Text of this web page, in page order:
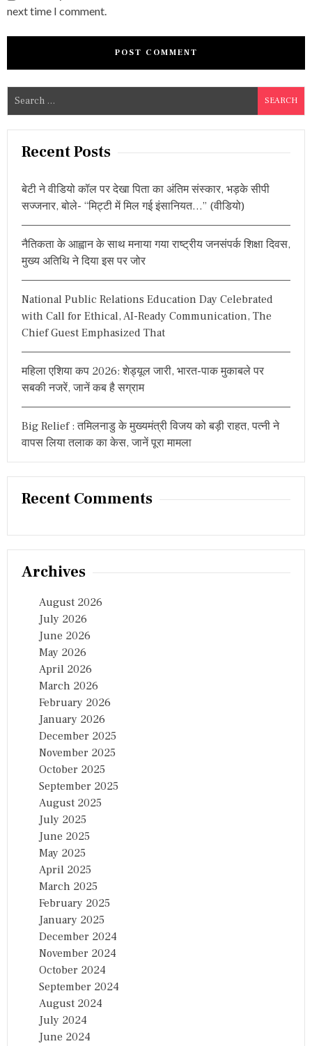
next time I comment.
e
a
Recent Posts
बेटी ने वीडियो कॉल पर देखा पिता का अंतिम संस्कार, भड़के सीपी
सज्जनार, बोले- “मिट्टी में मिल गई इंसानियत…” (वीडियो)
नैतिकता के आह्वान के साथ मनाया गया राष्ट्रीय जनसंपर्क शिक्षा दिवस,
मुख्य अतिथि ने दिया इस पर जोर
National Public Relations Education Day Celebrated
with Call for Ethical, AI-Ready Communication, The
Chief Guest Emphasized That
महिला एशिया कप 2026: शेड्यूल जारी, भारत-पाक मुकाबले पर
सबकी नजरें, जानें कब है सग्राम
Big Relief : तमिलनाडु के मुख्यमंत्री विजय को बड़ी राहत, पत्नी ने
वापस लिया तलाक का केस, जानें पूरा मामला
Recent Comments
Archives
August 2026
July 2026
June 2026
May 2026
April 2026
March 2026
February 2026
January 2026
December 2025
November 2025
October 2025
September 2025
August 2025
July 2025
June 2025
May 2025
April 2025
March 2025
February 2025
January 2025
December 2024
November 2024
October 2024
September 2024
August 2024
July 2024
June 2024